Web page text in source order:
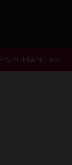
ESPUMANTES